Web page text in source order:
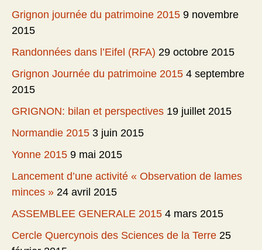
Grignon journée du patrimoine 2015 9 novembre
2015
Randonnées dans l’Eifel (RFA) 29 octobre 2015
Grignon Journée du patrimoine 2015 4 septembre
2015
GRIGNON: bilan et perspectives 19 juillet 2015
Normandie 2015 3 juin 2015
Yonne 2015 9 mai 2015
Lancement d’une activité « Observation de lames
minces » 24 avril 2015
ASSEMBLEE GENERALE 2015 4 mars 2015
Cercle Quercynois des Sciences de la Terre 25